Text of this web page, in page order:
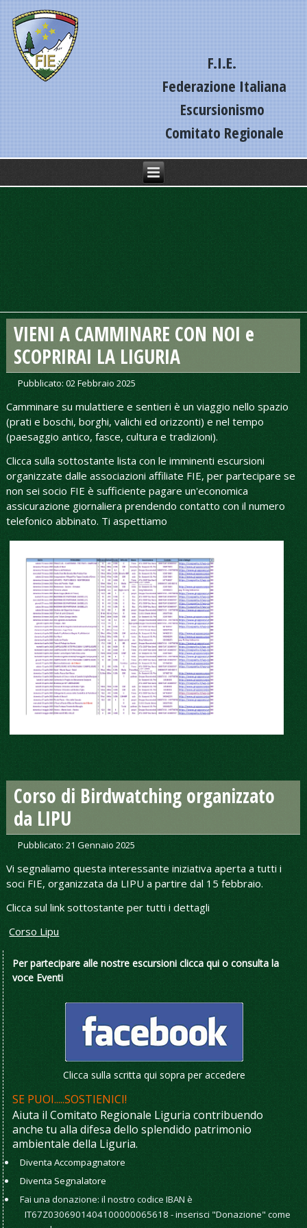
F.I.E.
Federazione Italiana
Escursionismo
Comitato Regionale
Liguria
VIENI A CAMMINARE CON NOI e
SCOPRIRAI LA LIGURIA
Pubblicato: 02 Febbraio 2025
Camminare su mulattiere e sentieri è un viaggio nello spazio
(prati e boschi, borghi, valichi ed orizzonti) e nel tempo
(paesaggio antico, fasce, cultura e tradizioni).
Clicca sulla sottostante lista con le imminenti escursioni
organizzate dalle associazioni affiliate FIE, per partecipare se
non sei socio FIE è sufficiente pagare un'economica
assicurazione giornaliera prendendo contatto con il numero
telefonico abbinato. Ti aspettiamo
Corso di Birdwatching organizzato
da LIPU
Pubblicato: 21 Gennaio 2025
Vi segnaliamo questa interessante iniziativa aperta a tutti i
soci FIE, organizzata da LIPU a partire dal 15 febbraio.
Clicca sul link sottostante per tutti i dettagli
Corso Lipu
Per partecipare alle nostre escursioniclicca qui o consulta la
voce Eventi
Clicca sulla scritta qui sopra per accedere
SE PUOI.....SOSTIENICI!
Aiuta il Comitato Regionale Liguria contribuendo
anche tu alla difesa dello splendido patrimonio
ambientale della Liguria.
Diventa Accompagnatore
Diventa Segnalatore
Fai una donazione: il nostro codice IBAN è
IT67Z0306901404100000065618 - inserisci "Donazione" come